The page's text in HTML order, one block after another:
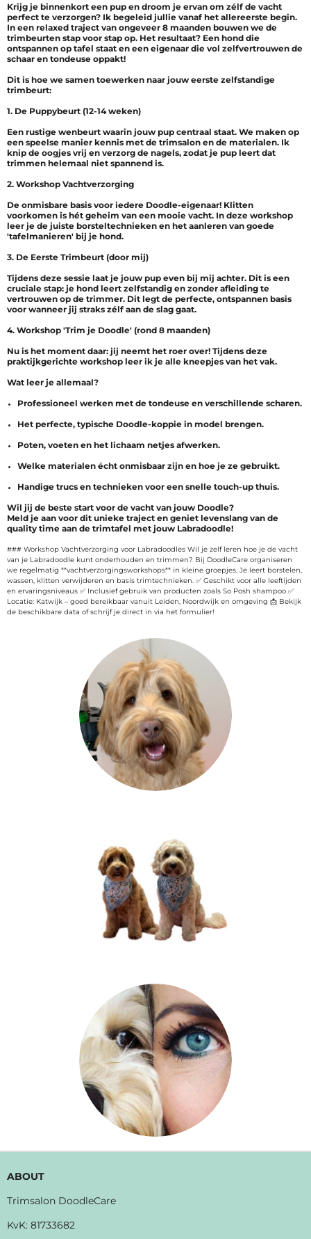
Krijg je binnenkort een pup en droom je ervan om zélf de vacht
perfect te verzorgen? Ik begeleid jullie vanaf het allereerste begin.
In een relaxed traject van ongeveer 8 maanden bouwen we de
trimbeurten stap voor stap op. Het resultaat? Een hond die
ontspannen op tafel staat en een eigenaar die vol zelfvertrouwen de
schaar en tondeuse oppakt!
Dit is hoe we samen toewerken naar jouw eerste zelfstandige
trimbeurt:
1. De Puppybeurt (12-14 weken)
Een rustige wenbeurt waarin jouw pup centraal staat. We maken op
een speelse manier kennis met de trimsalon en de materialen. Ik
knip de oogjes vrij en verzorg de nagels, zodat je pup leert dat
trimmen helemaal niet spannend is.
2. Workshop Vachtverzorging
De onmisbare basis voor iedere Doodle-eigenaar! Klitten
voorkomen is hét geheim van een mooie vacht. In deze workshop
leer je de juiste borsteltechnieken en het aanleren van goede
'tafelmanieren' bij je hond.
3. De Eerste Trimbeurt (door mij)
Tijdens deze sessie laat je jouw pup even bij mij achter. Dit is een
cruciale stap: je hond leert zelfstandig en zonder afleiding te
vertrouwen op de trimmer. Dit legt de perfecte, ontspannen basis
voor wanneer jij straks zélf aan de slag gaat.
4. Workshop 'Trim je Doodle' (rond 8 maanden)
Nu is het moment daar: jij neemt het roer over! Tijdens deze
praktijkgerichte workshop leer ik je alle kneepjes van het vak.
Wat leer je allemaal?
Professioneel werken met de tondeuse en verschillende scharen.
Het perfecte, typische Doodle-koppie in model brengen.
Poten, voeten en het lichaam netjes afwerken.
Welke materialen écht onmisbaar zijn en hoe je ze gebruikt.
Handige trucs en technieken voor een snelle touch-up thuis.
Wil jij de beste start voor de vacht van jouw Doodle?
Meld je aan voor dit unieke traject en geniet levenslang van de
quality time aan de trimtafel met jouw Labradoodle!
### Workshop Vachtverzorging voor Labradoodles Wil je zelf leren hoe je de vacht
van je Labradoodle kunt onderhouden en trimmen? Bij DoodleCare organiseren
we regelmatig **vachtverzorgingsworkshops** in kleine groepjes. Je leert borstelen,
wassen, klitten verwijderen en basis trimtechnieken. ✅ Geschikt voor alle leeftijden
en ervaringsniveaus ✅ Inclusief gebruik van producten zoals So Posh shampoo ✅
Locatie: Katwijk – goed bereikbaar vanuit Leiden, Noordwijk en omgeving 📩 Bekijk
de beschikbare data of schrijf je direct in via het formulier!
ABOUT
Trimsalon DoodleCare
KvK: 81733682